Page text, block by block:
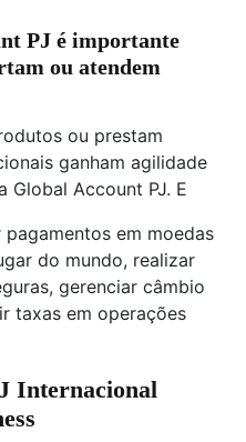
PJ é importante
ou atendem
ou prestam
ganham agilidade
Global Account PJ. E
em moedas
do mundo, realizar
gerenciar câmbio
taxas em operações
Internacional